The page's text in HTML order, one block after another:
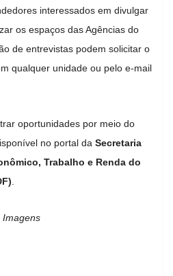
interessados em divulgar
os espaços das Agências do
de entrevistas podem solicitar o
qualquer unidade ou pelo e-mail
oportunidades por meio do
no portal da Secretaria
Trabalho e Renda do
Imagens